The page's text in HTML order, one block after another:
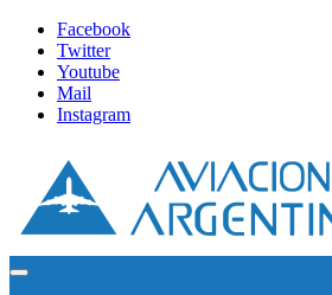
Facebook
Twitter
Youtube
Mail
Instagram